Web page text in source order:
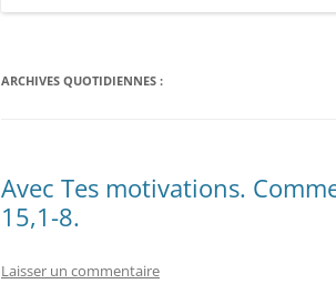
ARCHIVES QUOTIDIENNES :
Avec Tes motivations.
15,1-8.
Laisser un commentaire